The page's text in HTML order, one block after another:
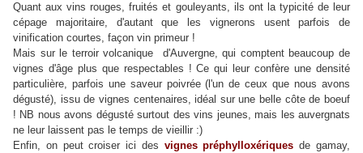
Quant aux vins rouges, fruités et gouleyants, ils ont la typicité de leur
cépage majoritaire, d'autant que les vignerons usent parfois de
vinification courtes, façon vin primeur !
Mais sur le terroir volcanique d'Auvergne, qui comptent beaucoup de
vignes d'âge plus que respectables ! Ce qui leur confère une densité
particulière, parfois une saveur poivrée (l'un de ceux que nous avons
dégusté), issu de vignes centenaires, idéal sur une belle côte de boeuf
! NB nous avons dégusté surtout des vins jeunes, mais les auvergnats
ne leur laissent pas le temps de vieillir :)
Enfin, on peut croiser ici des vignes préphylloxériques de gamay,